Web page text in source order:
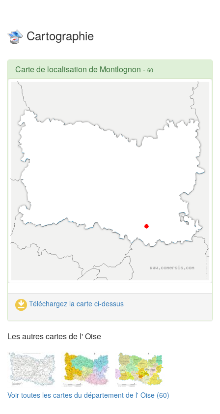
Cartographie
Carte de localisation de Montlognon - 60
Téléchargez la carte ci-dessus
Les autres cartes de l' Oise
Voir toutes les cartes du département de l' Oise (60)